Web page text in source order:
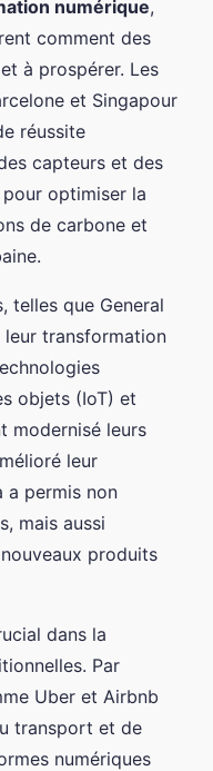
numérique,
comment des
à prospérer. Les
et Singapour
réussite
capteurs et des
optimiser la
de carbone et
telles que General
leur transformation
objets (IoT) et
modernisé leurs
leur
a permis non
mais aussi
produits
dans la
Par
Uber et Airbnb
transport et de
numériques